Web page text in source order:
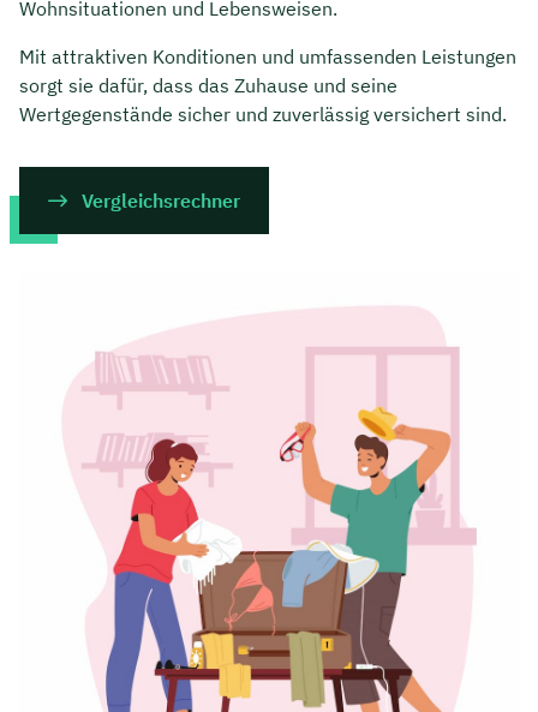
Wohnsituationen und Lebensweisen.
Mit attraktiven Konditionen und umfassenden Leistungen
sorgt sie dafür, dass das Zuhause und seine
Wertgegenstände sicher und zuverlässig versichert sind.
Vergleichsrechner